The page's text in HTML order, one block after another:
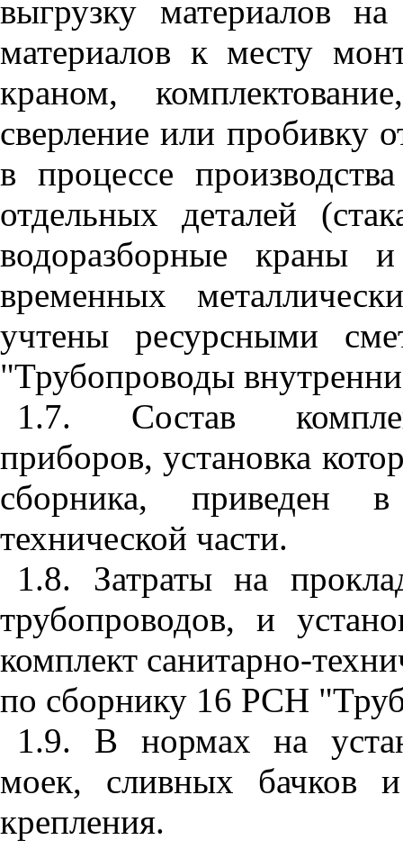
выгрузку материалов
материалов к месту
краном,
сверление или пробивку
в процессе
отдельных деталей
водоразборные краны
временных
учтены ресурсными
"Трубопроводы
1.7. Состав
приборов, установка
сборника,
технической части.
1.8. Затраты на
трубопроводов, и
комплект санитарно-
по сборнику 16 РСН
1.9. В нормах на
моек, сливных бачков
крепления.